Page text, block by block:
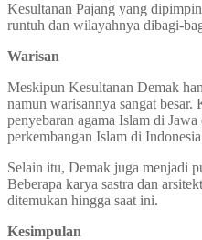
Kesultanan Pajang yang
runtuh dan wilayahnya dibagi-
Warisan
Meskipun Kesultanan Demak
namun warisannya sangat
penyebaran agama Islam di
perkembangan Islam di
Selain itu, Demak juga menjadi
Beberapa karya sastra dan
ditemukan hingga saat ini.
Kesimpulan